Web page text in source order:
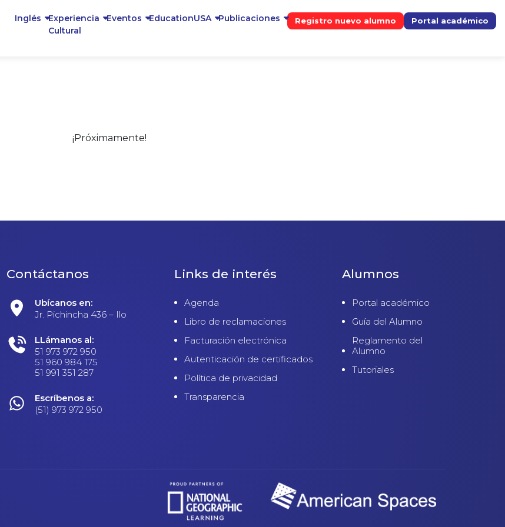
Inglés
Experiencia
Cultural
Eventos EducationUSA Publicaciones Registro nuevo alumno Portal académico
¡Próximamente!
Contáctanos
Ubícanos en:
Jr. Pichincha 436 – Ilo
LLámanos al:
51 973 972 950
51 960 984 175
51 991 351 287
Escríbenos a:
(51) 973 972 950
Links de interés
Agenda
Libro de reclamaciones
Facturación electrónica
Autenticación de certificados
Política de privacidad
Transparencia
Alumnos
Portal académico
Guía del Alumno
Reglamento del
Alumno
Tutoriales